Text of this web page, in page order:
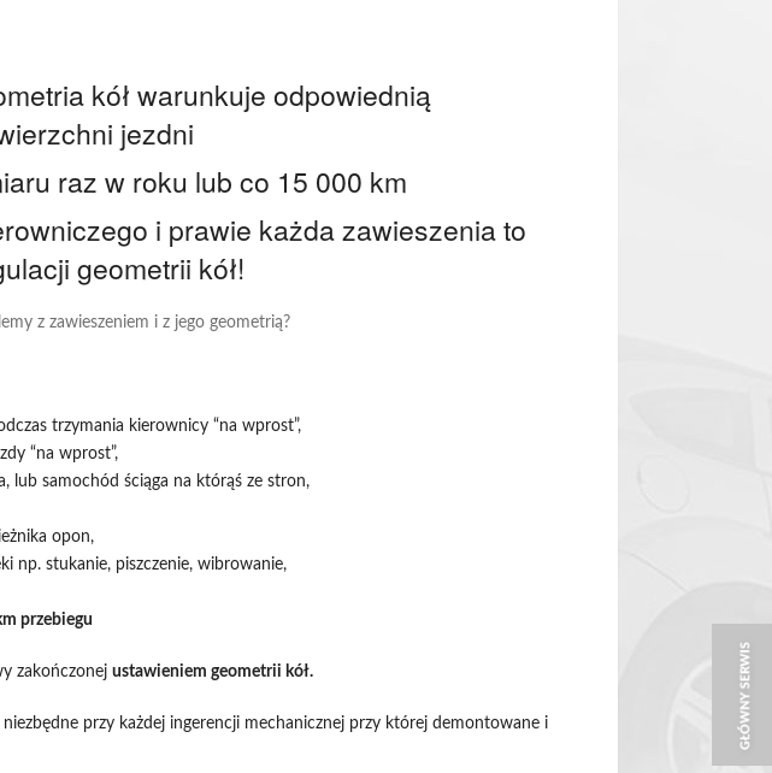
kół warunkuje odpowiednią
jezdni
raz w roku lub co 15 000 km
i prawie każda zawieszenia to
geometrii kół!
z zawieszeniem i z jego geometrią?
trzymania kierownicy “na wprost”,
“na wprost”,
lub samochód ściąga na którąś ze stron,
opon,
np. stukanie, piszczenie, wibrowanie,
przebiegu
zakończonej ustawieniem geometrii kół.
przy każdej ingerencji mechanicznej przy której demontowane i